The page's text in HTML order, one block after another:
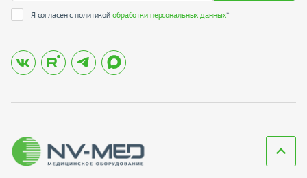
Я согласен с политикойобработки персональных данных*